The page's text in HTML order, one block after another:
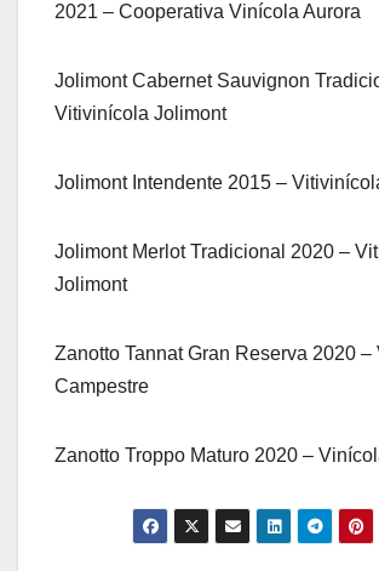
2021 – Cooperativa Vinícola Aurora
Jolimont Cabernet Sauvignon
Vitivinícola Jolimont
Jolimont Intendente 2015 –
Jolimont Merlot Tradicional 2020 –
Jolimont
Zanotto Tannat Gran Reserva 2020 –
Campestre
Zanotto Troppo Maturo 2020 –